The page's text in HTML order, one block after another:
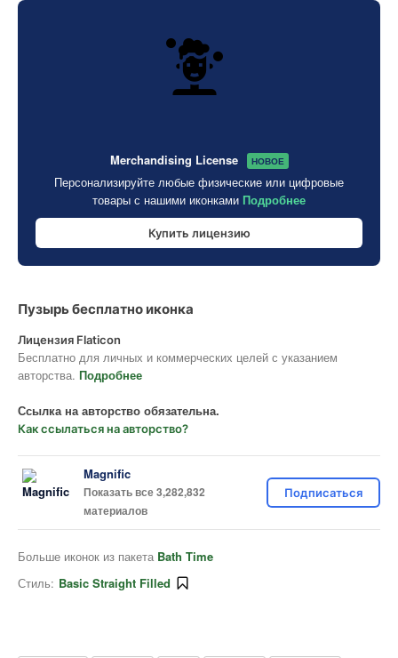
Merchandising License НОВОЕ
Персонализируйте любые физические или цифровые
товары с нашими иконками Подробнее
Купить лицензию
Пузырь бесплатно иконка
Лицензия Flaticon
Бесплатно для личных и коммерческих целей с указанием
авторства. Подробнее
Ссылка на авторство обязательна.
Как ссылаться на авторство?
Magnific
Показать все 3,282,832
материалов
Подписаться
Больше иконок из пакета Bath Time
Стиль: Basic Straight Filled